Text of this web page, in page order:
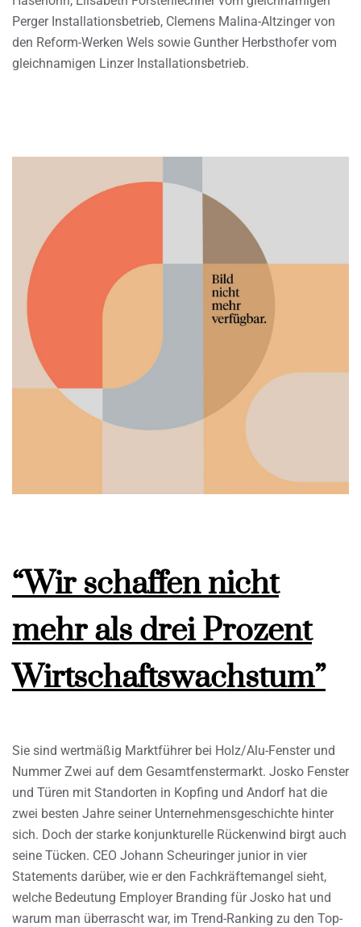
Perger Installationsbetrieb, Clemens Malina-Altzinger von
den Reform-Werken Wels sowie Gunther Herbsthofer vom
gleichnamigen Linzer Installationsbetrieb.
“Wir schaffen nicht
mehr als drei Prozent
Wirtschaftswachstum”
Sie sind wertmäßig Marktführer bei Holz/Alu-Fenster und
Nummer Zwei auf dem Gesamtfenstermarkt. Josko Fenster
und Türen mit Standorten in Kopfing und Andorf hat die
zwei besten Jahre seiner Unternehmensgeschichte hinter
sich. Doch der starke konjunkturelle Rückenwind birgt auch
seine Tücken. CEO Johann Scheuringer junior in vier
Statements darüber, wie er den Fachkräftemangel sieht,
welche Bedeutung Employer Branding für Josko hat und
warum man überrascht war, im Trend-Ranking zu den Top-